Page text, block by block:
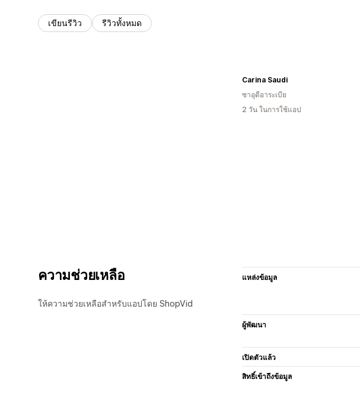
เขียนรีวิว รีวิวทั้งหมด
Carina Saudi
ซาอุดีอาระเบีย
2 วัน ในการใช้แอป
ความช่วยเหลือ
ให้ความช่วยเหลือสำหรับแอปโดย ShopVid
แหล่งข้อมูล
ผู้พัฒนา
เปิดตัวแล้ว
สิทธิ์เข้าถึงข้อมูล